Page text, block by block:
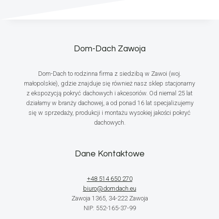
Dom-Dach Zawoja
Dom-Dach to rodzinna firma z siedzibą w Zawoi (woj.
małopolskie), gdzie znajduje się również nasz sklep stacjonarny
z ekspozycją pokryć dachowych i akcesoriów. Od niemal 25 lat
działamy w branży dachowej, a od ponad 16 lat specjalizujemy
się w sprzedaży, produkcji i montażu wysokiej jakości pokryć
dachowych.
Dane Kontaktowe
+48 514 650 270
biuro@domdach.eu
Zawoja 1365, 34-222 Zawoja
NIP: 552-165-37-99